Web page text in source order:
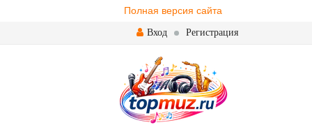
Полная версия сайта
Вход Регистрация